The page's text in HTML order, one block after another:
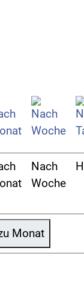
Nach
Woche
Monat